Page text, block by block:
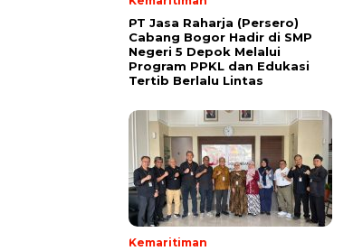
PT Jasa Raharja (Persero)
Cabang Bogor Hadir di SMP
Negeri 5 Depok Melalui
Program PPKL dan Edukasi
Tertib Berlalu Lintas
Kemaritiman